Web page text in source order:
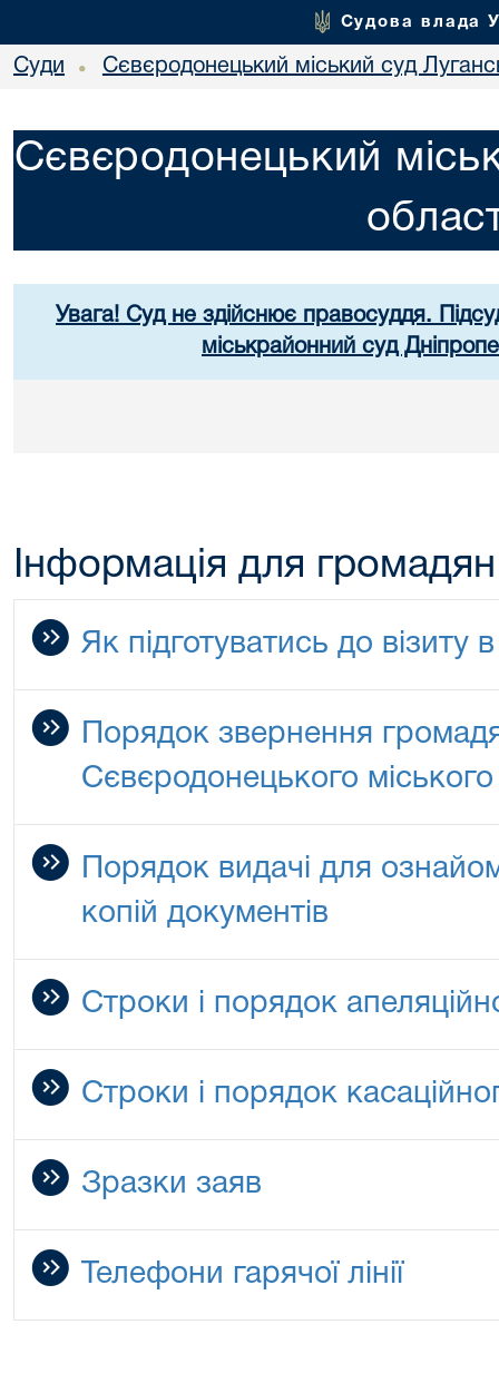
Судова влада
Суди • Сєвєродонецький міський суд
Сєвєродонецький
Увага! Суд не здійснює правосуддя.
міськрайонний суд
Інформація для громадян
Як підготуватись до візиту
Порядок звернення
Сєвєродонецького міського
Порядок видачі для
копій документів
Строки і порядок
Строки і порядок
Зразки заяв
Телефони гарячої лінії